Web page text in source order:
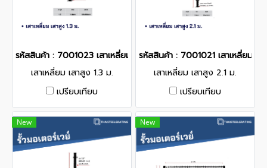
รหัสสินค้า : 7001023 เสาเหลี่ยม เสาสูง 1.3 ม.
เสาเหลี่ยม เสาสูง 1.3 ม.
เปรียบเทียบ
รหัสสินค้า : 7001021 เสาเหลี่ยม เส
เสาเหลี่ยม เสาสูง 2.1 ม.
เปรียบเทียบ
New New